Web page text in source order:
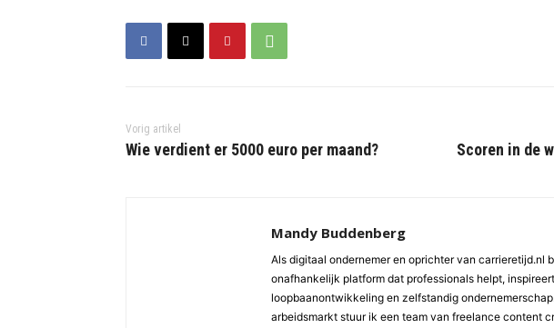
Vorig artikel
Wie verdient er 5000 euro per maand? Scoren in de
Mandy Buddenberg
Als digitaal ondernemer en oprichter van carrieretijd.nl
onafhankelijk platform dat professionals helpt,
loopbaanontwikkeling en zelfstandig
arbeidsmarkt stuur ik een team van freelance content